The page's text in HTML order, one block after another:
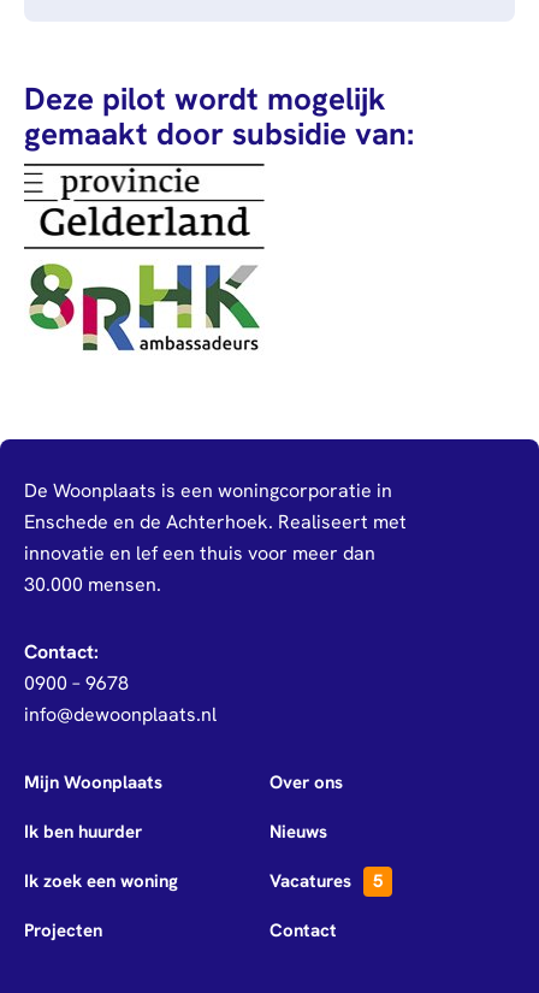
Deze pilot wordt mogelijk
gemaakt door subsidie van:
De Woonplaats is een woningcorporatie in
Enschede en de Achterhoek. Realiseert met
innovatie en lef een thuis voor meer dan
30.000 mensen.
Contact:
0900 – 9678
info@dewoonplaats.nl
Mijn Woonplaats Over ons
Ik ben huurder Nieuws
Ik zoek een woning Vacatures 5
Projecten Contact